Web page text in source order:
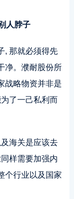
人脖子
, 那就必须得先
净。濮耐股份所
战略物资并非是
了一己私利而
海关是应该去
样需要加强内
个行业以及国家